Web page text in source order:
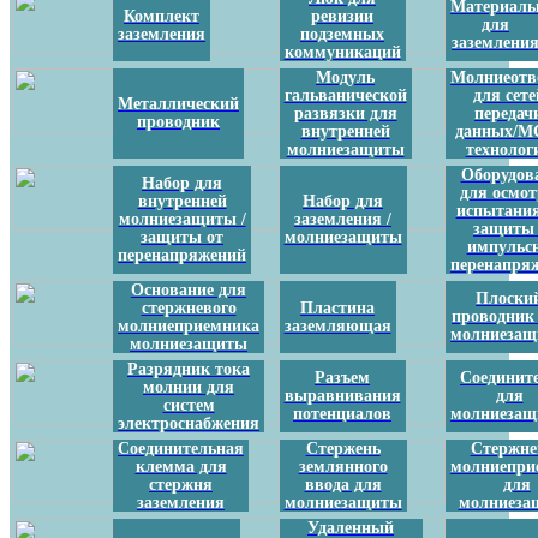
Комплект
заземления
ревизии
подземных
коммуникаций
для
Металлический
проводник
Модуль
гальванической
развязки для
внутренней
молниезащиты
для
данных/
Набор для
внутренней
молниезащиты /
защиты от
перенапряжений
Набор для
заземления /
молниезащиты
для
защиты
Основание для
стержневого
молниеприемника
молниезащиты
Пластина
заземляющая
проводник
Разрядник тока
молнии для
систем
электроснабжения
Разъем
выравнивания
потенциалов
для
Соединительная
клемма для
стержня
заземления
Стержень
землянного
ввода для
молниезащиты
для
Удаленный